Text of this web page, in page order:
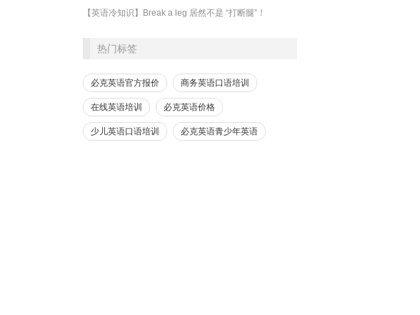
【英语冷知识】Break a leg 居然不是 “打断腿”！
热门标签
必克英语官方报价 商务英语口语培训
在线英语培训 必克英语价格
少儿英语口语培训 必克英语青少年英语